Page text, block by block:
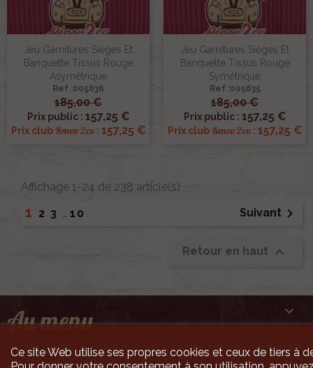
Jeu Garnitures Sièges Et
Banquette Tissus Rouge
Asymétrique
Ref :005636
185,00 €
Prix public : 157,25 €
Prix club Renov 2cv: 157,25 €
Jeu Garnitures Sièges Et
Banquette Tissus Rouge
Symétrique
Ref :005635
185,00 €
Prix public : 157,25 €
Prix club Renov 2cv: 157,25 €
Affichage 1-24 de 238 article(s)
1 2 3 … 10 Suivant 
Retour en haut 
Au menu 

Ce site Web utilise ses propres cookies et ceux de tiers à